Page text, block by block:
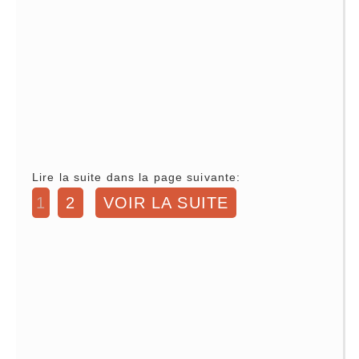
Lire la suite dans la page suivante:
1 2 VOIR LA SUITE